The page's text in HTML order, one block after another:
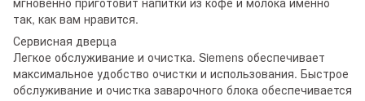
так, как вам нравится.
Сервисная дверца
Легкое обслуживание и очистка. Siemens обеспечивает
максимальное удобство очистки и использования. Быстрое
обслуживание и очистка заварочного блока обеспечивается